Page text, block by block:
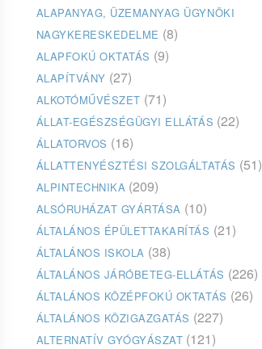
ALAPANYAG, ÜZEMANYAG ÜGYNÖKI
NAGYKERESKEDELME (8)
ALAPFOKÚ OKTATÁS (9)
ALAPÍTVÁNY (27)
ALKOTÓMŰVÉSZET (71)
ÁLLAT-EGÉSZSÉGÜGYI ELLÁTÁS (22)
ÁLLATORVOS (16)
ÁLLATTENYÉSZTÉSI SZOLGÁLTATÁS (51)
ALPINTECHNIKA (209)
ALSÓRUHÁZAT GYÁRTÁSA (10)
ÁLTALÁNOS ÉPÜLETTAKARÍTÁS (21)
ÁLTALÁNOS ISKOLA (38)
ÁLTALÁNOS JÁRÓBETEG-ELLÁTÁS (226)
ÁLTALÁNOS KÖZÉPFOKÚ OKTATÁS (26)
ÁLTALÁNOS KÖZIGAZGATÁS (227)
ALTERNATÍV GYÓGYÁSZAT (121)